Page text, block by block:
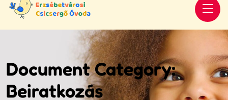
Document Category:
Beiratkozás